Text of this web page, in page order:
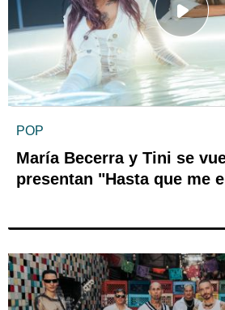
POP
María Becerra y Tini se
presentan "Hasta que me